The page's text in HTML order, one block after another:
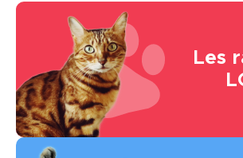
Les
Image
Image